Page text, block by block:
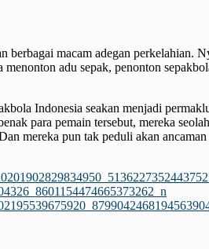
macam adegan perkelahian.
adu sepak, penonton
Indonesia seakan menjadi
para pemain tersebut, mereka
mereka pun tak peduli akan